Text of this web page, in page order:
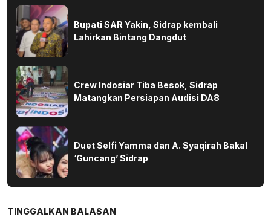
Bupati SAR Yakin, Sidrap kembali
Lahirkan Bintang Dangdut
Crew Indosiar Tiba Besok, Sidrap
Matangkan Persiapan Audisi DA8
Duet Selfi Yamma dan A. Syaqirah Bakal
‘Guncang’ Sidrap
TINGGALKAN BALASAN